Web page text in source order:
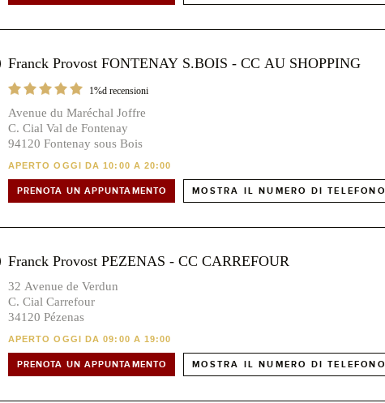
Franck Provost FONTENAY S.BOIS - CC AU SHOPPING
1%d recensioni
Avenue du Maréchal Joffre
C. Cial Val de Fontenay
94120 Fontenay sous Bois
APERTO OGGI DA 10:00 A 20:00
PRENOTA UN APPUNTAMENTO MOSTRA IL NUMERO DI TELEFONO
Franck Provost PEZENAS - CC CARREFOUR
32 Avenue de Verdun
C. Cial Carrefour
34120 Pézenas
APERTO OGGI DA 09:00 A 19:00
PRENOTA UN APPUNTAMENTO MOSTRA IL NUMERO DI TELEFONO